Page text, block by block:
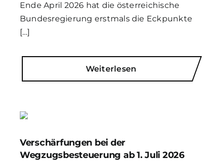
Ende April 2026 hat die österreichische
Bundesregierung erstmals die Eckpunkte
[…]
Weiterlesen
Verschärfungen bei der
Wegzugsbesteuerung ab 1. Juli 2026